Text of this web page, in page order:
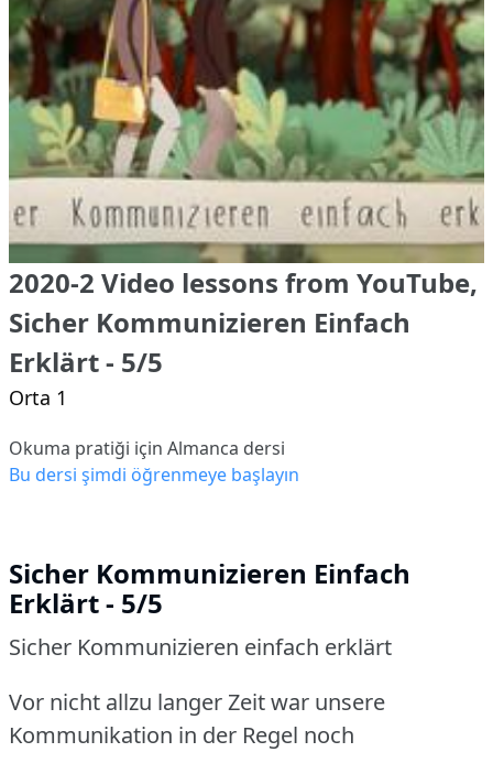
2020-2 Video lessons from YouTube,
Sicher Kommunizieren Einfach
Erklärt - 5/5
Orta 1
Okuma pratiği için Almanca dersi
Bu dersi şimdi öğrenmeye başlayın
Sicher Kommunizieren Einfach
Erklärt - 5/5
Sicher Kommunizieren einfach erklärt
Vor nicht allzu langer Zeit war unsere
Kommunikation in der Regel noch